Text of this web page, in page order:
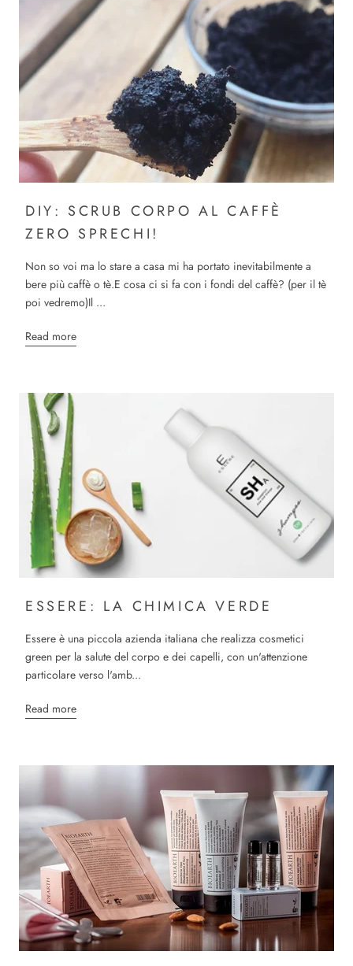
DIY: SCRUB CORPO AL CAFFÈ
ZERO SPRECHI!
Non so voi ma lo stare a casa mi ha portato inevitabilmente a
bere più caffè o tè.E cosa ci si fa con i fondi del caffè? (per il tè
poi vedremo)Il ...
Read more
ESSERE: LA CHIMICA VERDE
Essere è una piccola azienda italiana che realizza cosmetici
green per la salute del corpo e dei capelli, con un'attenzione
particolare verso l'amb...
Read more